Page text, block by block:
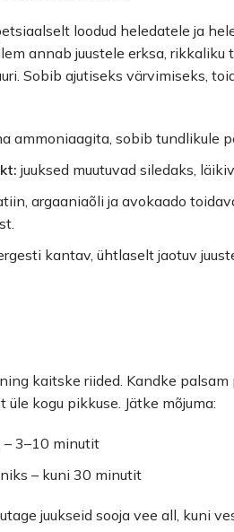
loodud heledatele ja
annab juustele erksa, rikkaliku
Sobib ajutiseks värvimiseks,
ammoniaagita, sobib tundlikule
juuksed muutuvad siledaks,
argaaniaõli ja avokaado
kantav, ühtlaselt jaotuv
kaitske riided. Kandke
kogu pikkuse. Jätke mõjuma:
– 3–10 minutit
– kuni 30 minutit
juukseid sooja vee all, kuni